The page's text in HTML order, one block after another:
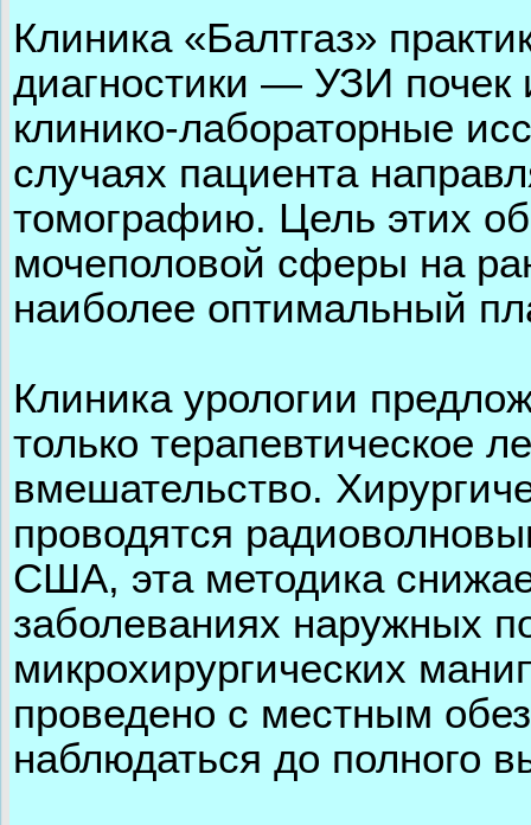
Клиника «Балтгаз»
диагностики — УЗИ
клинико-лабораторные
случаях пациента
томографию. Цель этих
мочеполовой сферы на
наиболее оптимальный
Клиника урологии
только терапевтическое
вмешательство.
проводятся
США, эта методика
заболеваниях наружных
микрохирургических
проведено с местным
наблюдаться до полного